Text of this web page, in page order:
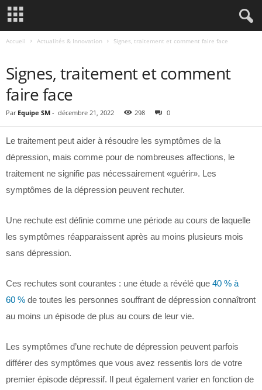
Accueil Actualités & Innovation Signes, traitement et comment faire face
Signes, traitement et comment
faire face
Par Equipe SM - décembre 21, 2022 298 0
Le traitement peut aider à résoudre les symptômes de la
dépression, mais comme pour de nombreuses affections, le
traitement ne signifie pas nécessairement «guérir». Les
symptômes de la dépression peuvent rechuter.
Une rechute est définie comme une période au cours de laquelle
les symptômes réapparaissent après au moins plusieurs mois
sans dépression.
Ces rechutes sont courantes : une étude a révélé que 40 % à
60 % de toutes les personnes souffrant de dépression connaîtront
au moins un épisode de plus au cours de leur vie.
Les symptômes d’une rechute de dépression peuvent parfois
différer des symptômes que vous avez ressentis lors de votre
premier épisode dépressif. Il peut également varier en fonction de